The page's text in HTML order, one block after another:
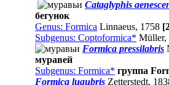
Cataglyphis
бегунок
Genus: Formica Linnaeus, 1758
Subgenus: Coptoformica*
Formica pressilabris
муравей
Subgenus: Formica* группа
Formica lugubris Zetterstedt,